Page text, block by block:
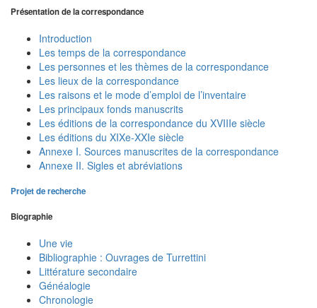
Présentation de la correspondance
Introduction
Les temps de la correspondance
Les personnes et les thèmes de la correspondance
Les lieux de la correspondance
Les raisons et le mode d’emploi de l’inventaire
Les principaux fonds manuscrits
Les éditions de la correspondance du XVIIIe siècle
Les éditions du XIXe-XXIe siècle
Annexe I. Sources manuscrites de la correspondance
Annexe II. Sigles et abréviations
Projet de recherche
Biographie
Une vie
Bibliographie : Ouvrages de Turrettini
Littérature secondaire
Généalogie
Chronologie